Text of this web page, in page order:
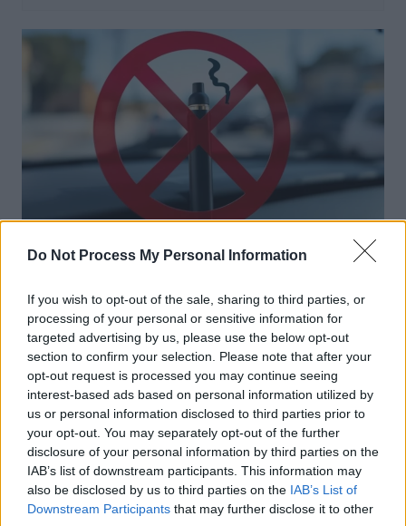
Do Not Process My Personal Information
If you wish to opt-out of the sale, sharing to third parties, or
processing of your personal or sensitive information for
targeted advertising by us, please use the below opt-out
section to confirm your selection. Please note that after your
opt-out request is processed you may continue seeing
interest-based ads based on personal information utilized by
us or personal information disclosed to third parties prior to
your opt-out. You may separately opt-out of the further
disclosure of your personal information by third parties on the
IAB’s list of downstream participants. This information may
also be disclosed by us to third parties on the IAB’s List of
Downstream Participants that may further disclose it to other
Produits Boutique
Vapoter en voiture avec des enfants
bientôt interdit en Angleterre
Auto Pour Vous 18 février 2026 0